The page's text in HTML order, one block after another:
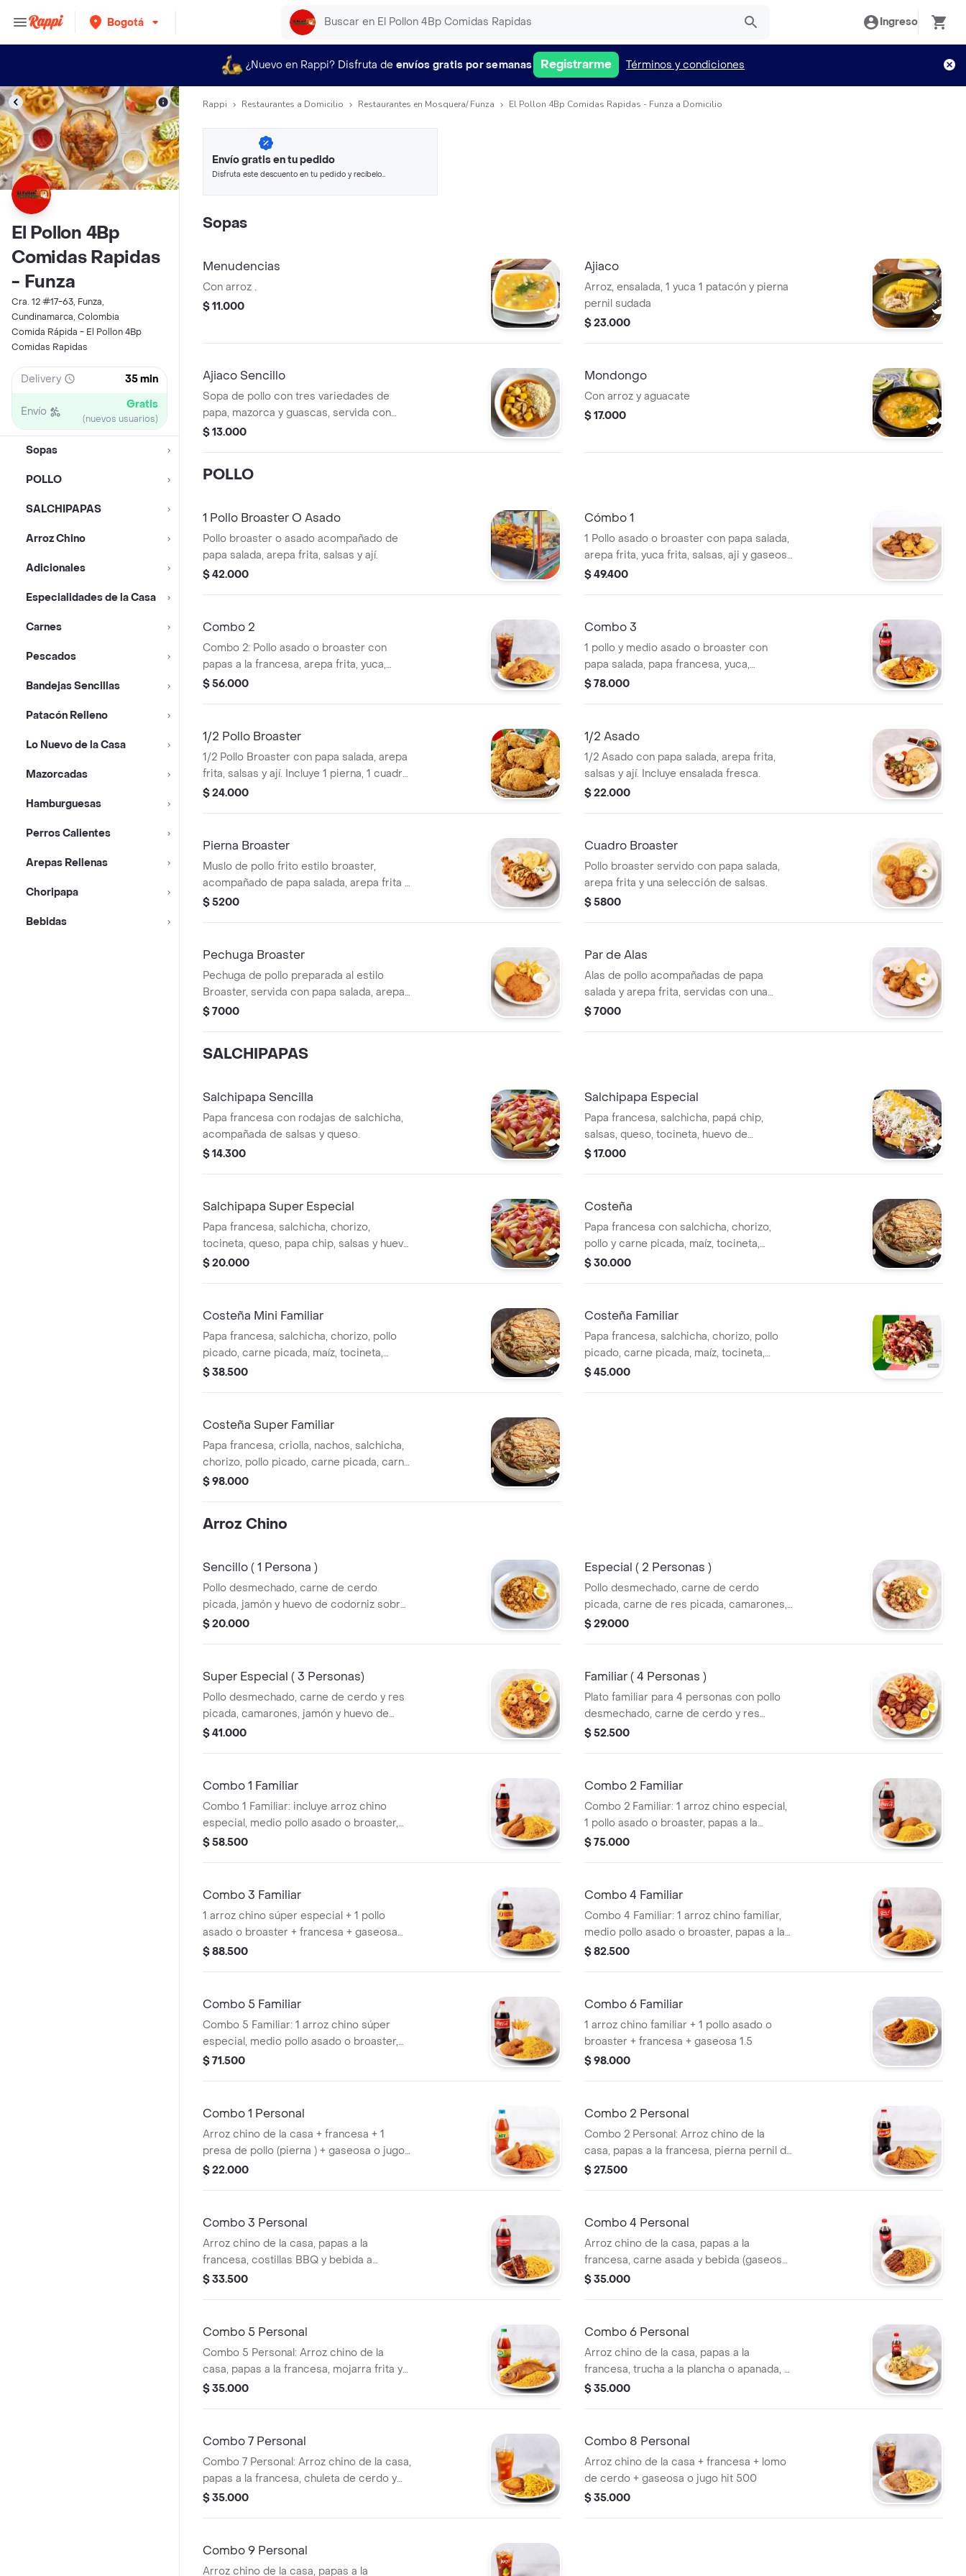
Bogotá Ingreso
¿Nuevo en Rappi? Disfruta de envíos gratis por semanas Registrarme Términos y condiciones
El Pollon 4Bp
Comidas Rapidas
- Funza
Cra. 12 #17-63, Funza,
Cundinamarca, Colombia
Comida Rápida - El Pollon 4Bp
Comidas Rapidas
Delivery 35 min
Envío Gratis
(nuevos usuarios)
Sopas
POLLO
SALCHIPAPAS
Arroz Chino
Adicionales
Especialidades de la Casa
Carnes
Pescados
Bandejas Sencillas
Patacón Relleno
Lo Nuevo de la Casa
Mazorcadas
Hamburguesas
Perros Calientes
Arepas Rellenas
Choripapa
Bebidas
Rappi Restaurantes a Domicilio Restaurantes en Mosquera/ Funza El Pollon 4Bp Comidas Rapidas - Funza a Domicilio
Envío gratis en tu pedido
Disfruta este descuento en tu pedido y recíbelo
Sopas
Menudencias
Con arroz .
$ 11.000
Ajiaco
Arroz, ensalada, 1 yuca 1 patacón y pierna
pernil sudada
$ 23.000
Ajiaco Sencillo
Sopa de pollo con tres variedades de
papa, mazorca y guascas, servida con
porción de arroz blanco.
$ 13.000
Mondongo
Con arroz y aguacate
$ 17.000
POLLO
1 Pollo Broaster O Asado
Pollo broaster o asado acompañado de
papa salada, arepa frita, salsas y ají.
$ 42.000
Cómbo 1
1 Pollo asado o broaster con papa salada,
arepa frita, yuca frita, salsas, aji y gaseosa
1.5 .
$ 49.400
Combo 2
Combo 2: Pollo asado o broaster con
papas a la francesa, arepa frita, yuca,
patacón, gaseosa de 1.5 L, salsas y ají.
$ 56.000
Combo 3
1 pollo y medio asado o broaster con
papa salada, papa francesa, yuca,
patacón, arepa frita, gaseosa 1.5 salsas y
$ 78.000
1/2 Pollo Broaster
1/2 Pollo Broaster con papa salada, arepa
frita, salsas y ají. Incluye 1 pierna, 1 cuadro,
1 pechuga y 1 par de alas.
$ 24.000
1/2 Asado
1/2 Asado con papa salada, arepa frita,
salsas y ají. Incluye ensalada fresca.
$ 22.000
Pierna Broaster
Muslo de pollo frito estilo broaster,
acompañado de papa salada, arepa frita y
variedad de salsas.
$ 5200
Cuadro Broaster
Pollo broaster servido con papa salada,
arepa frita y una selección de salsas.
$ 5800
Pechuga Broaster
Pechuga de pollo preparada al estilo
Broaster, servida con papa salada, arepa
frita y variedad de salsas.
$ 7000
Par de Alas
Alas de pollo acompañadas de papa
salada y arepa frita, servidas con una
variedad de salsas.
$ 7000
SALCHIPAPAS
Salchipapa Sencilla
Papa francesa con rodajas de salchicha,
acompañada de salsas y queso.
$ 14.300
Salchipapa Especial
Papa francesa, salchicha, papá chip,
salsas, queso, tocineta, huevo de
codorniz, maíz, repollo.
$ 17.000
Salchipapa Super Especial
Papa francesa, salchicha, chorizo,
tocineta, queso, papa chip, salsas y huevo
de codorniz.
$ 20.000
Costeña
Papa francesa con salchicha, chorizo,
pollo y carne picada, maíz, tocineta,
queso, jamón, lechuga, papa chip, salsas y
$ 30.000
Costeña Mini Familiar
Papa francesa, salchicha, chorizo, pollo
picado, carne picada, maíz, tocineta,
queso, jamón, lechuga, papa chip, salsas,
$ 38.500
Costeña Familiar
Papa francesa, salchicha, chorizo, pollo
picado, carne picada, maíz, tocineta,
queso, jamón, lechuga, costilla bbq, papa
$ 45.000
Costeña Super Familiar
Papa francesa, criolla, nachos, salchicha,
chorizo, pollo picado, carne picada, carne
desmechada, maíz, tocineta, queso,
$ 98.000
Arroz Chino
Sencillo ( 1 Persona )
Pollo desmechado, carne de cerdo
picada, jamón y huevo de codorniz sobre
arroz.
$ 20.000
Especial ( 2 Personas )
Pollo desmechado, carne de cerdo
picada, carne de res picada, camarones,
jamón, huevo de codorniz
$ 29.000
Super Especial ( 3 Personas)
Pollo desmechado, carne de cerdo y res
picada, camarones, jamón y huevo de
codorniz. Ideal para 3 personas.
$ 41.000
Familiar ( 4 Personas )
Plato familiar para 4 personas con pollo
desmechado, carne de cerdo y res
picada, camarones, costillas BBQ, jamón,
$ 52.500
Combo 1 Familiar
Combo 1 Familiar: incluye arroz chino
especial, medio pollo asado o broaster,
papas a la francesa y gaseosa de 1.5
$ 58.500
Combo 2 Familiar
Combo 2 Familiar: 1 arroz chino especial,
1 pollo asado o broaster, papas a la
francesa y gaseosa de 1.5 L.
$ 75.000
Combo 3 Familiar
1 arroz chino súper especial + 1 pollo
asado o broaster + francesa + gaseosa
1.5
$ 88.500
Combo 4 Familiar
Combo 4 Familiar: 1 arroz chino familiar,
medio pollo asado o broaster, papas a la
francesa y gaseosa de 1.5 L.
$ 82.500
Combo 5 Familiar
Combo 5 Familiar: 1 arroz chino súper
especial, medio pollo asado o broaster,
papas a la francesa y gaseosa de 1.5 L.
$ 71.500
Combo 6 Familiar
1 arroz chino familiar + 1 pollo asado o
broaster + francesa + gaseosa 1.5
$ 98.000
Combo 1 Personal
Arroz chino de la casa + francesa + 1
presa de pollo (pierna ) + gaseosa o jugo
hit 500 mil
$ 22.000
Combo 2 Personal
Combo 2 Personal: Arroz chino de la
casa, papas a la francesa, pierna pernil de
pollo y gaseosa o Jugo Hit de 500 ml.
$ 27.500
Combo 3 Personal
Arroz chino de la casa, papas a la
francesa, costillas BBQ y bebida a
elección: gaseosa o jugo Hit de 500 ml.
$ 33.500
Combo 4 Personal
Arroz chino de la casa, papas a la
francesa, carne asada y bebida (gaseosa
o jugo Hit de 500 ml).
$ 35.000
Combo 5 Personal
Combo 5 Personal: Arroz chino de la
casa, papas a la francesa, mojarra frita y
bebida (gaseosa o jugo Hit 500 ml).
$ 35.000
Combo 6 Personal
Arroz chino de la casa, papas a la
francesa, trucha a la plancha o apanada, y
bebida (gaseosa o jugo Hit de 500 ml).
$ 35.000
Combo 7 Personal
Combo 7 Personal: Arroz chino de la casa,
papas a la francesa, chuleta de cerdo y
bebida (gaseosa o jugo Hit 500 ml).
$ 35.000
Combo 8 Personal
Arroz chino de la casa + francesa + lomo
de cerdo + gaseosa o jugo hit 500
$ 35.000
Combo 9 Personal
Arroz chino de la casa, papas a la